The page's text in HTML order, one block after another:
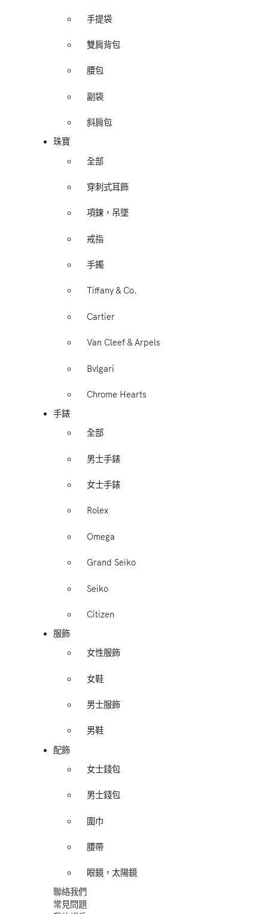
手提袋
雙肩背包
腰包
副袋
斜肩包
珠寶
全部
穿刺式耳飾
項鍊，吊墜
戒指
手鐲
Tiffany & Co.
Cartier
Van Cleef & Arpels
Bvlgari
Chrome Hearts
手錶
全部
男士手錶
女士手錶
Rolex
Omega
Grand Seiko
Seiko
Citizen
服飾
女性服飾
女鞋
男士服飾
男鞋
配飾
女士錢包
男士錢包
圍巾
腰帶
眼鏡，太陽鏡
聯絡我們
常見問題